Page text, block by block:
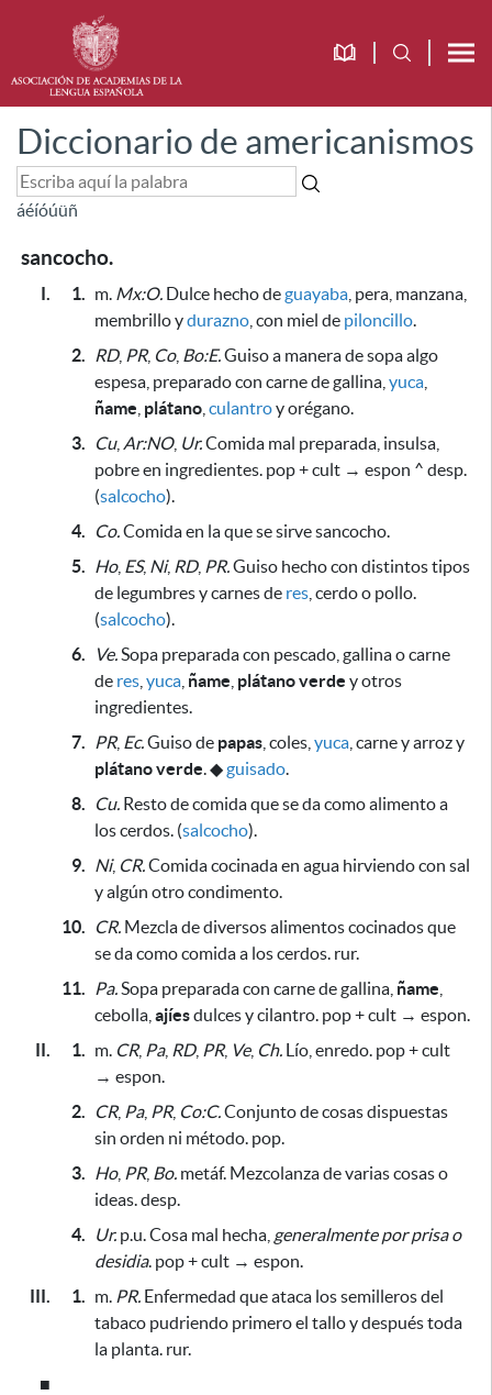
Diccionario de americanismos
áéíóúüñ
sancocho.
I. 1. m. Mx:O. Dulce hecho deguayaba , pera, manzana,
membrillo ydurazno , con miel de piloncillo.
2.
RD, PR, Co, Bo:E.Guiso a manera de sopa algo
espesa, preparado con carne de gallina, yuca
ñame plátano culantroy orégano.
3.
Cu, Ar:NO, Ur.Comida mal preparada, insulsa,
pobre en ingredientes. pop + cult → espon ^ desp.
(salcocho).
4.
Co.Comida en la que se sirve sancocho.
5. Ho, ES, Ni, RD, PR.Guiso hecho con distintos tipos
de legumbres y carnes de res , cerdo o pollo.
(salcocho).
6.
Ve.Sopa preparada con pescado, gallina o carne
de res yuca ñame plátano verde y otros
ingredientes.
7.
PR, Ec.Guiso de papas , coles, yuca , carne y arroz y
plátano verde.◆guisado.
8.
Cu. Resto de comida que se da como alimento a
los cerdos. (salcocho).
9. Ni, CR.Comida cocinada en agua hirviendo con sal
y algún otro condimento.
10.
CR. Mezcla de diversos alimentos cocinadosque
se da como comida a los cerdos. rur.
11.
Pa.Sopa preparada con carne de gallina, ñame
cebolla, ajíesdulces y cilantro. pop + cult → espon.
II.
1. m. CR, Pa, RD, PR, Ve, Ch. Lío, enredo. pop + cult
→ espon.
2.
CR, Pa, PR, Co:C.Conjunto de cosas dispuestas
sin orden ni método. pop.
3. Ho, PR, Bo. metáf. Mezcolanza de varias cosas o
ideas. desp.
4.
Ur. p.u. Cosa mal hecha, generalmente por prisa o
desidia. pop + cult → espon.
III.
1. m. PR. Enfermedad que ataca los semilleros del
tabaco pudriendo primero el tallo y después toda
la planta. rur.
■